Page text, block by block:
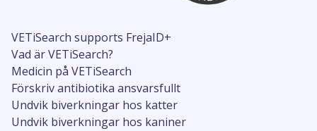
VETiSearch supports FrejaID+
Vad är VETiSearch?
Medicin på VETiSearch
Förskriv antibiotika ansvarsfullt
Undvik biverkningar hos katter
Undvik biverkningar hos kaniner